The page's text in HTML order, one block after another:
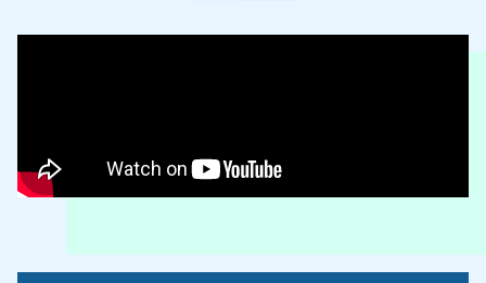
原西／楽田原東／楽田東追分／楽田三ツ塚／楽田山
ノ田／北浦／北大橋／北古券／北高根／北大門／北